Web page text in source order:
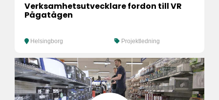
Verksamhetsutvecklare fordon till VR
Pågatågen
Helsingborg Projektledning